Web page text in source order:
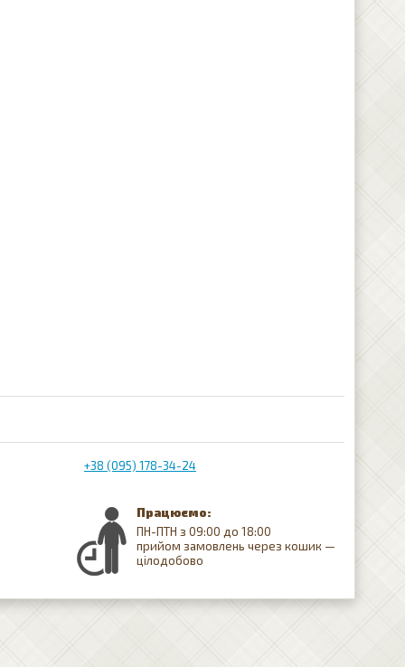
+38 (095) 178-34-24
Працюємо:
ПН-ПТН з 09:00 до 18:00
прийом замовлень через кошик —
цілодобово